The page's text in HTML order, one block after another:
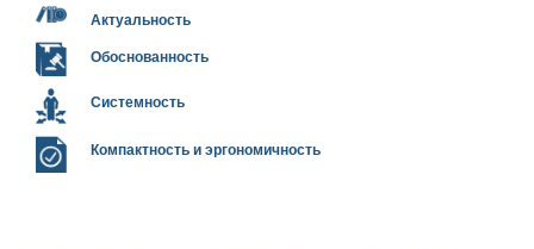
Актуальность
Обоснованность
Системность
Компактность и эргономичность